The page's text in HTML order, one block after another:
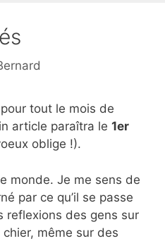
tout le mois de
article paraîtra le 1er
oblige !).
monde. Je me sens de
par ce qu’il se passe
reflexions des gens sur
même sur des